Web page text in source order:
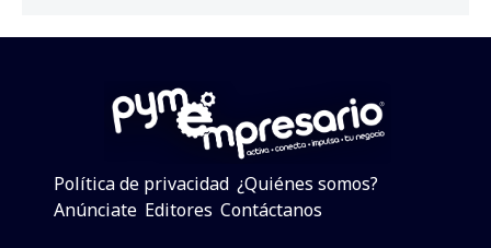
Política de privacidad ¿Quiénes somos?
Anúnciate Editores Contáctanos